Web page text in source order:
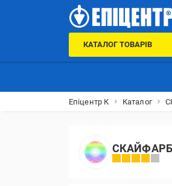
КАТАЛОГ ТОВАРІВ
Епіцентр К Каталог
СКАЙФАРБ